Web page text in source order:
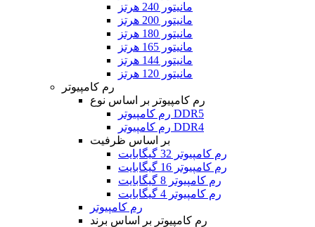
مانیتور 240 هرتز
مانیتور 200 هرتز
مانیتور 180 هرتز
مانیتور 165 هرتز
مانیتور 144 هرتز
مانیتور 120 هرتز
رم کامپیوتر
رم کامپیوتر بر اساس نوع
رم کامپیوتر DDR5
رم کامپیوتر DDR4
بر اساس ظرفیت
رم کامپیوتر 32 گیگابایت
رم کامپیوتر 16 گیگابایت
رم کامپیوتر 8 گیگابایت
رم کامپیوتر 4 گیگابایت
رم کامپیوتر
رم کامپیوتر بر اساس برند